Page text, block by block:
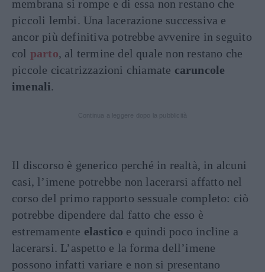
membrana si rompe e di essa non restano che
piccoli lembi. Una lacerazione successiva e
ancor più definitiva potrebbe avvenire in seguito
col parto, al termine del quale non restano che
piccole cicatrizzazioni chiamate caruncole
imenali.
Il discorso è generico perché in realtà, in alcuni
casi, l’imene potrebbe non lacerarsi affatto nel
corso del primo rapporto sessuale completo: ciò
potrebbe dipendere dal fatto che esso è
estremamente elastico e quindi poco incline a
lacerarsi. L’aspetto e la forma dell’imene
possono infatti variare e non si presentano